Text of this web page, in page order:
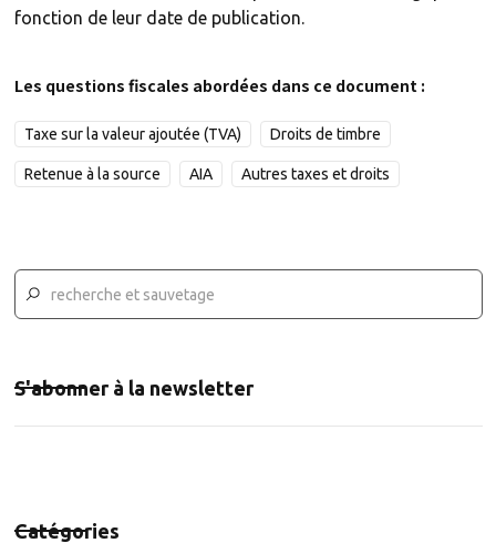
fonction de leur date de publication.
Les questions fiscales abordées dans ce document :
Taxe sur la valeur ajoutée (TVA) Droits de timbre
Retenue à la source AIA Autres taxes et droits
S'abonner à la newsletter
Catégories